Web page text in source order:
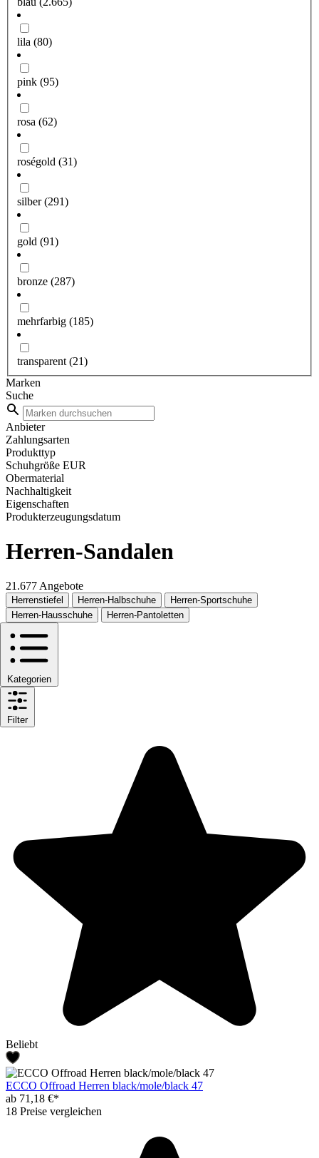
lila (80)
pink (95)
rosa (62)
roségold (31)
silber(291)
gold (91)
bronze (287)
mehrfarbig (185)
transparent (21)
Marken
Suche
Anbieter
Zahlungsarten
Produkttyp
Schuhgröße EUR
Obermaterial
Nachhaltigkeit
Eigenschaften
Produkterzeugungsdatum
Herren-Sandalen
21.677 Angebote
Herrenstiefel Herren-Halbschuhe
Herren-Sportschuhe
Herren-Hausschuhe
Herren-Pantoletten
Kategorien
Filter
Beliebt
ECCO Offroad Herren black/mole/black 47
ab 71,18 €*
18 Preise vergleichen